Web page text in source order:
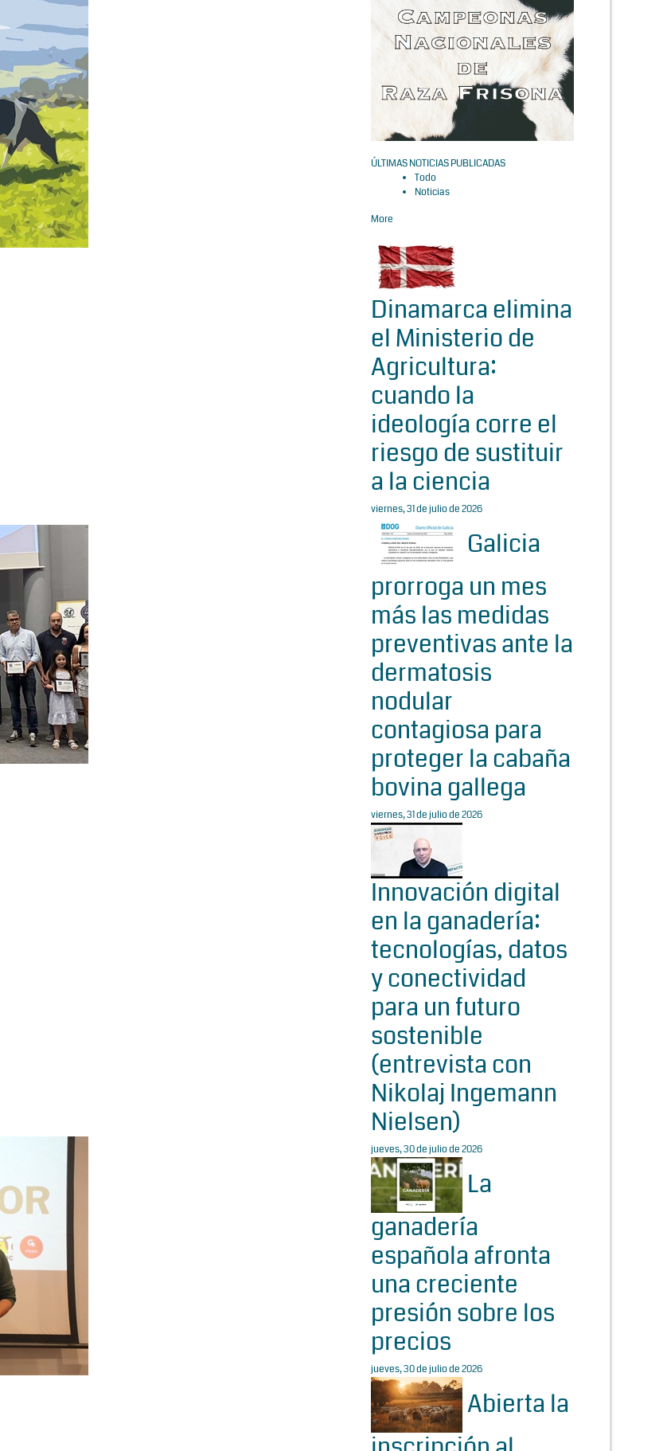
ÚLTIMAS NOTICIAS PUBLICADAS
Todo
Noticias
More
Dinamarca elimina
el Ministerio de
Agricultura:
cuando la
ideología corre el
riesgo de sustituir
a la ciencia
viernes, 31 de julio de 2026
Galicia
prorroga un mes
más las medidas
preventivas ante la
dermatosis
nodular
contagiosa para
proteger la cabaña
bovina gallega
viernes, 31 de julio de 2026
Innovación digital
en la ganadería:
tecnologías, datos
y conectividad
para un futuro
sostenible
(entrevista con
Nikolaj Ingemann
Nielsen)
jueves, 30 de julio de 2026
La
ganadería
española afronta
una creciente
presión sobre los
precios
jueves, 30 de julio de 2026
Abierta la